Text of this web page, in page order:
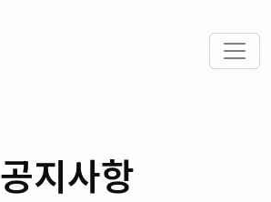
공지사항